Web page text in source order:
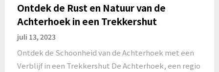
Ontdek de Rust en Natuur van de
Achterhoek in een Trekkershut
juli 13, 2023
Ontdek de Schoonheid van de Achterhoek met een
Verblijf in een Trekkershut De Achterhoek, een regio